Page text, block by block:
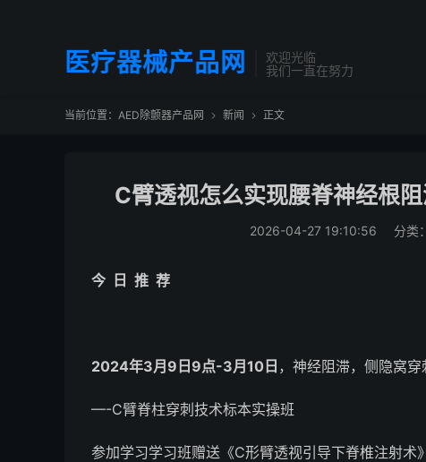
医疗器械产品网
欢迎光临
我们一直在努力
当前位置： AED除颤器产品网  新闻  正文
C臂透视怎么实现腰脊神经根
2026-04-27 19:10:56 分类：
今 日 推 荐
2024年3月9日9点-3月10日 ，神经阻滞，侧隐窝
—-C臂脊柱穿刺技术标本实操班
参加学习学习班赠送《C形臂透视引导下脊椎注射术